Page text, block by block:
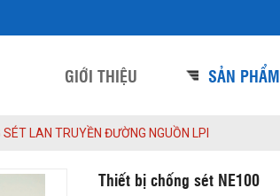
GIỚI THIỆU SẢN PHẨM
SÉT LAN TRUYỀN ĐƯỜNG NGUỒN LPI
Thiết bị chống sét NE100